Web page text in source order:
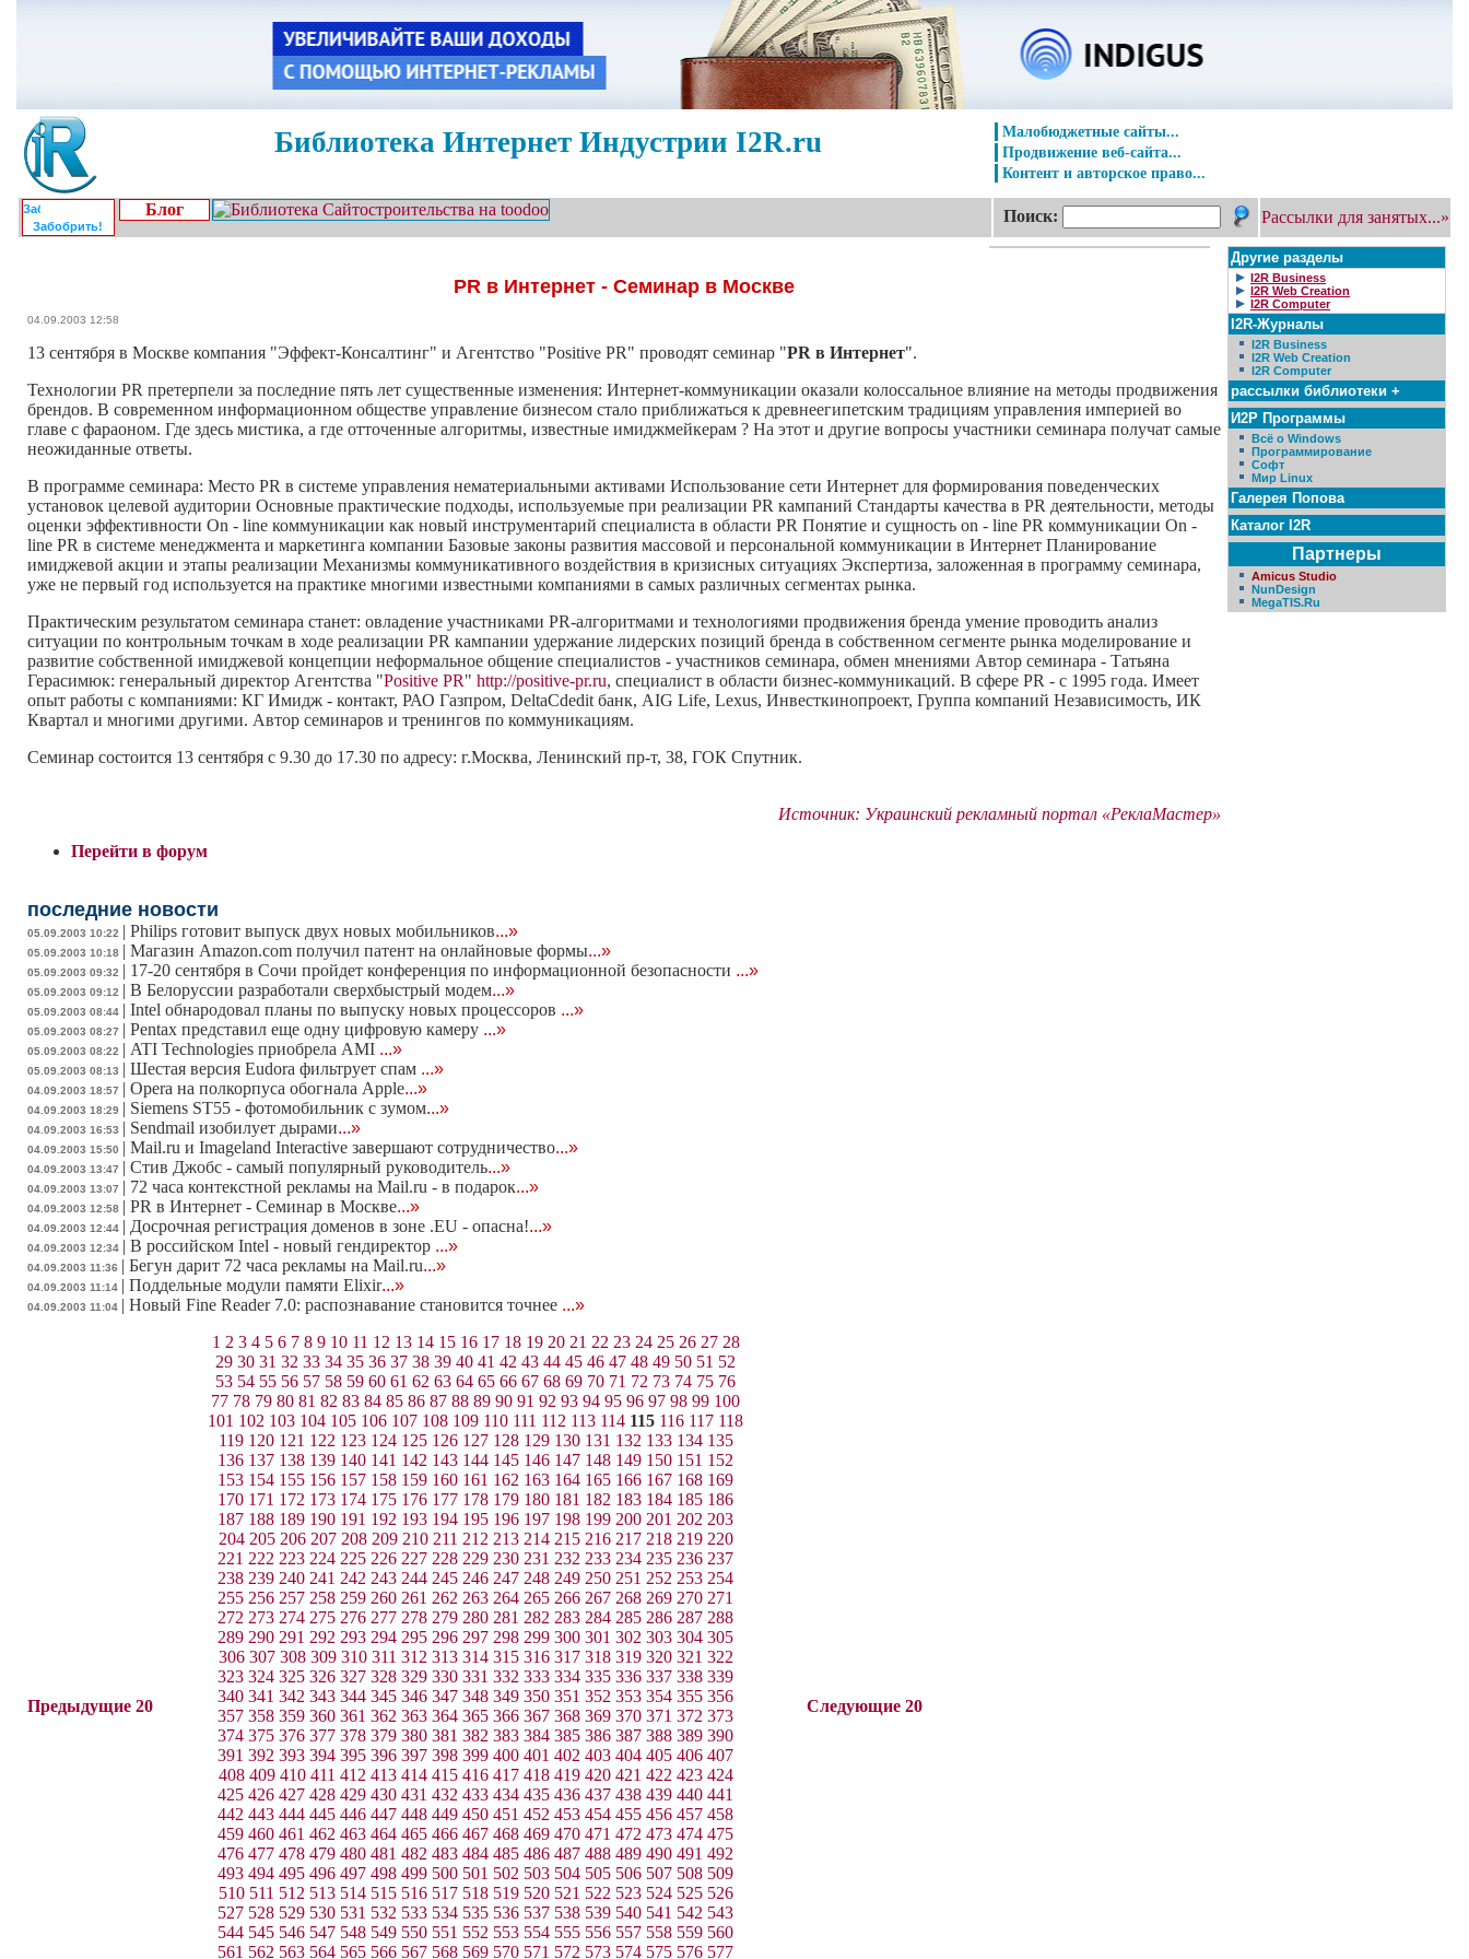
Библиотека Интернет Индустрии I2R.ru
Малобюджетные сайты...
Продвижение веб-сайта...
Контент и авторское право...
Забобрить!
Блог Поиск: Рассылки для занятых...»
PR в Интернет - Семинар в Москве
04.09.2003 12:58
13 сентября в Москве компания "Эффект-Консалтинг" и Агентство "Positive PR" проводят семинар "PR в Интернет".
Технологии PR претерпели за последние пять лет существенные изменения: Интернет-коммуникации оказали колоссальное влияние на методы продвижения
брендов. В современном информационном обществе управление бизнесом стало приближаться к древнеегипетским традициям управления империей во
главе с фараоном. Где здесь мистика, а где отточенные алгоритмы, известные имиджмейкерам ? На этот и другие вопросы участники семинара получат самые
неожиданные ответы.
В программе семинара: Место PR в системе управления нематериальными активами Использование сети Интернет для формирования поведенческих
установок целевой аудитории Основные практические подходы, используемые при реализации PR кампаний Стандарты качества в PR деятельности, методы
оценки эффективности On - line коммуникации как новый инструментарий специалиста в области PR Понятие и сущность on - line PR коммуникации On -
line PR в системе менеджмента и маркетинга компании Базовые законы развития массовой и персональной коммуникации в Интернет Планирование
имиджевой акции и этапы реализации Механизмы коммуникативного воздействия в кризисных ситуациях Экспертиза, заложенная в программу семинара,
уже не первый год используется на практике многими известными компаниями в самых различных сегментах рынка.
Практическим результатом семинара станет: овладение участниками PR-алгоритмами и технологиями продвижения бренда умение проводить анализ
ситуации по контрольным точкам в ходе реализации PR кампании удержание лидерских позиций бренда в собственном сегменте рынка моделирование и
развитие собственной имиджевой концепции неформальное общение специалистов - участников семинара, обмен мнениями Автор семинара - Татьяна
Герасимюк: генеральный директор Агентства "Positive PR" http://positive-pr.ru, специалист в области бизнес-коммуникаций. В сфере PR - с 1995 года. Имеет
опыт работы с компаниями: КГ Имидж - контакт, РАО Газпром, DeltaCdedit банк, AIG Life, Lexus, Инвесткинопроект, Группа компаний Независимость, ИК
Квартал и многими другими. Автор семинаров и тренингов по коммуникациям.
Семинар состоится 13 сентября с 9.30 до 17.30 по адресу: г.Москва, Ленинский пр-т, 38, ГОК Спутник.
Источник: Украинский рекламный портал «РеклаМастер»
Перейти в форум
последние новости
05.09.2003 10:22 | Philips готовит выпуск двух новых мобильников...»
05.09.2003 10:18 | Магазин Amazon.com получил патент на онлайновые формы...»
05.09.2003 09:32 | 17-20 сентября в Сочи пройдет конференция по информационной безопасности ...»
05.09.2003 09:12 | В Белоруссии разработали сверхбыстрый модем...»
05.09.2003 08:44 | Intel обнародовал планы по выпуску новых процессоров ...»
05.09.2003 08:27 | Pentax представил еще одну цифровую камеру ...»
05.09.2003 08:22 | ATI Technologies приобрела AMI ...»
05.09.2003 08:13 | Шестая версия Eudora фильтрует спам ...»
04.09.2003 18:57 | Ореrа на полкорпуса обогнала Apple...»
04.09.2003 18:29 | Siemens ST55 - фотомобильник с зумом...»
04.09.2003 16:53 | Sendmail изобилует дырами...»
04.09.2003 15:50 | Mail.ru и Imageland Interactive завершают сотрудничество...»
04.09.2003 13:47 | Стив Джобс - самый популярный руководитель...»
04.09.2003 13:07 | 72 часа контекстной рекламы на Mail.ru - в подарок...»
04.09.2003 12:58 | PR в Интернет - Семинар в Москве...»
04.09.2003 12:44 | Досрочная регистрация доменов в зоне .EU - опасна!...»
04.09.2003 12:34 | В российском Intel - новый гендиректор ...»
04.09.2003 11:36 | Бегун дарит 72 часа рекламы на Mail.ru...»
04.09.2003 11:14 | Поддельные модули памяти Elixir...»
04.09.2003 11:04 | Новый Fine Reader 7.0: распознавание становится точнее ...»
Предыдущие 20
1 2 3 4 5 6 7 8 9 10 11 12 13 14 15 16 17 18 19 20 21 22 23 24 25 26 27 28
29 30 31 32 33 34 35 36 37 38 39 40 41 42 43 44 45 46 47 48 49 50 51 52
53 54 55 56 57 58 59 60 61 62 63 64 65 66 67 68 69 70 71 72 73 74 75 76
77 78 79 80 81 82 83 84 85 86 87 88 89 90 91 92 93 94 95 96 97 98 99 100
101 102 103 104 105 106 107 108 109 110 111 112 113 114 115 116 117 118
119 120 121 122 123 124 125 126 127 128 129 130 131 132 133 134 135
136 137 138 139 140 141 142 143 144 145 146 147 148 149 150 151 152
153 154 155 156 157 158 159 160 161 162 163 164 165 166 167 168 169
170 171 172 173 174 175 176 177 178 179 180 181 182 183 184 185 186
187 188 189 190 191 192 193 194 195 196 197 198 199 200 201 202 203
204 205 206 207 208 209 210 211 212 213 214 215 216 217 218 219 220
221 222 223 224 225 226 227 228 229 230 231 232 233 234 235 236 237
238 239 240 241 242 243 244 245 246 247 248 249 250 251 252 253 254
255 256 257 258 259 260 261 262 263 264 265 266 267 268 269 270 271
272 273 274 275 276 277 278 279 280 281 282 283 284 285 286 287 288
289 290 291 292 293 294 295 296 297 298 299 300 301 302 303 304 305
306 307 308 309 310 311 312 313 314 315 316 317 318 319 320 321 322
323 324 325 326 327 328 329 330 331 332 333 334 335 336 337 338 339
340 341 342 343 344 345 346 347 348 349 350 351 352 353 354 355 356
357 358 359 360 361 362 363 364 365 366 367 368 369 370 371 372 373
374 375 376 377 378 379 380 381 382 383 384 385 386 387 388 389 390
391 392 393 394 395 396 397 398 399 400 401 402 403 404 405 406 407
408 409 410 411 412 413 414 415 416 417 418 419 420 421 422 423 424
425 426 427 428 429 430 431 432 433 434 435 436 437 438 439 440 441
442 443 444 445 446 447 448 449 450 451 452 453 454 455 456 457 458
459 460 461 462 463 464 465 466 467 468 469 470 471 472 473 474 475
476 477 478 479 480 481 482 483 484 485 486 487 488 489 490 491 492
493 494 495 496 497 498 499 500 501 502 503 504 505 506 507 508 509
510 511 512 513 514 515 516 517 518 519 520 521 522 523 524 525 526
527 528 529 530 531 532 533 534 535 536 537 538 539 540 541 542 543
544 545 546 547 548 549 550 551 552 553 554 555 556 557 558 559 560
561 562 563 564 565 566 567 568 569 570 571 572 573 574 575 576 577
Следующие 20
Другие разделы
I2R Business
I2R Web Creation
I2R Computer
I2R-Журналы
I2R Business
I2R Web Creation
I2R Computer
рассылки библиотеки +
И2Р Программы
Всё о Windows
Программирование
Софт
Мир Linux
Галерея Попова
Каталог I2R
Партнеры
Amicus Studio
NunDesign
MegaTIS.Ru